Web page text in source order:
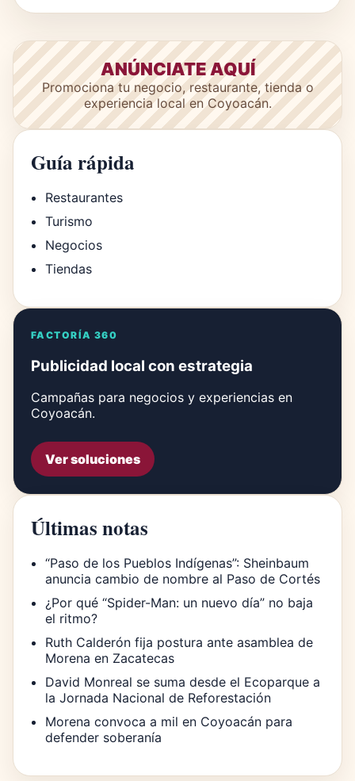
ANÚNCIATE AQUÍ
Promociona tu negocio, restaurante, tienda o
experiencia local en Coyoacán.
Guía rápida
Restaurantes
Turismo
Negocios
Tiendas
FACTORÍA 360
Publicidad local con estrategia
Campañas para negocios y experiencias en
Coyoacán.
Ver soluciones
Últimas notas
“Paso de los Pueblos Indígenas”: Sheinbaum
anuncia cambio de nombre al Paso de Cortés
¿Por qué “Spider-Man: un nuevo día” no baja
el ritmo?
Ruth Calderón fija postura ante asamblea de
Morena en Zacatecas
David Monreal se suma desde el Ecoparque a
la Jornada Nacional de Reforestación
Morena convoca a mil en Coyoacán para
defender soberanía